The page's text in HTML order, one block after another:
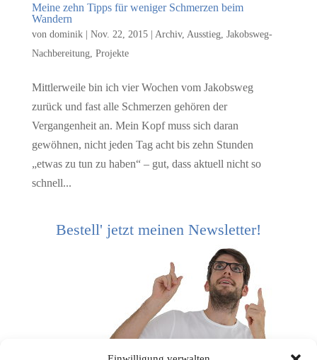
Meine zehn Tipps für weniger Schmerzen beim
Wandern
von dominik| Nov. 22, 2015| Archiv, Ausstieg, Jakobsweg-
Nachbereitung, Projekte
Mittlerweile bin ich vier Wochen vom Jakobsweg
zurück und fast alle Schmerzen gehören der
Vergangenheit an. Mein Kopf muss sich daran
gewöhnen, nicht jeden Tag acht bis zehn Stunden
„etwas zu tun zu haben“ – gut, dass aktuell nicht so
schnell...
Bestell' jetzt meinen Newsletter!